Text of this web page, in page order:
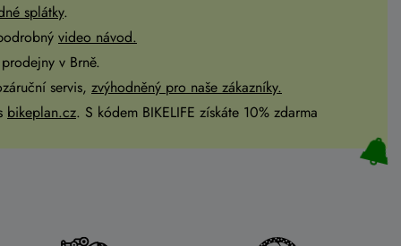
splátky.
video návod.
v Brně.
servis, zvýhodněný pro naše zákazníky.
bikeplan.cz. S kódem BIKELIFE získáte 10% zdarma